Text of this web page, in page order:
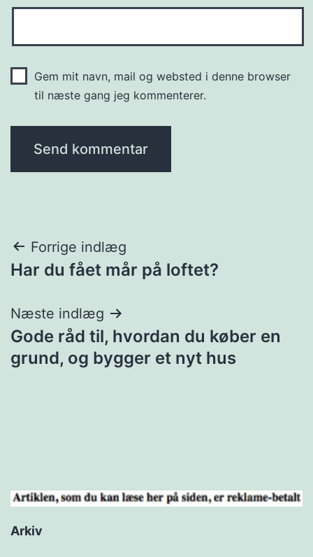
Gem mit navn, mail og websted i denne browser
til næste gang jeg kommenterer.
Indlægsnavigation
Forrige indlæg
Har du fået mår på loftet?
Næste indlæg
Gode råd til, hvordan du køber en
grund, og bygger et nyt hus
Arkiv